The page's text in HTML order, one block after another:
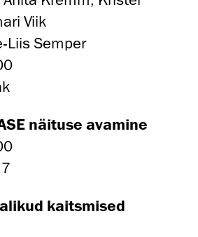
Viik
Liis Semper
näituse avamine
kaitsmised